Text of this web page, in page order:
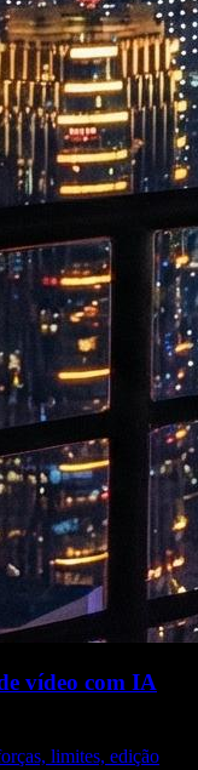
vídeo com IA
limites, edição